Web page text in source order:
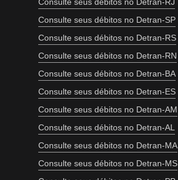
Consulte seus débitos no Detran-RJ
Consulte seus débitos no Detran-SP
Consulte seus débitos no Detran-RS
Consulte seus débitos no Detran-RN
Consulte seus débitos no Detran-BA
Consulte seus débitos no Detran-ES
Consulte seus débitos no Detran-AM
Consulte seus débitos no Detran-AL
Consulte seus débitos no Detran-MA
Consulte seus débitos no Detran-MS